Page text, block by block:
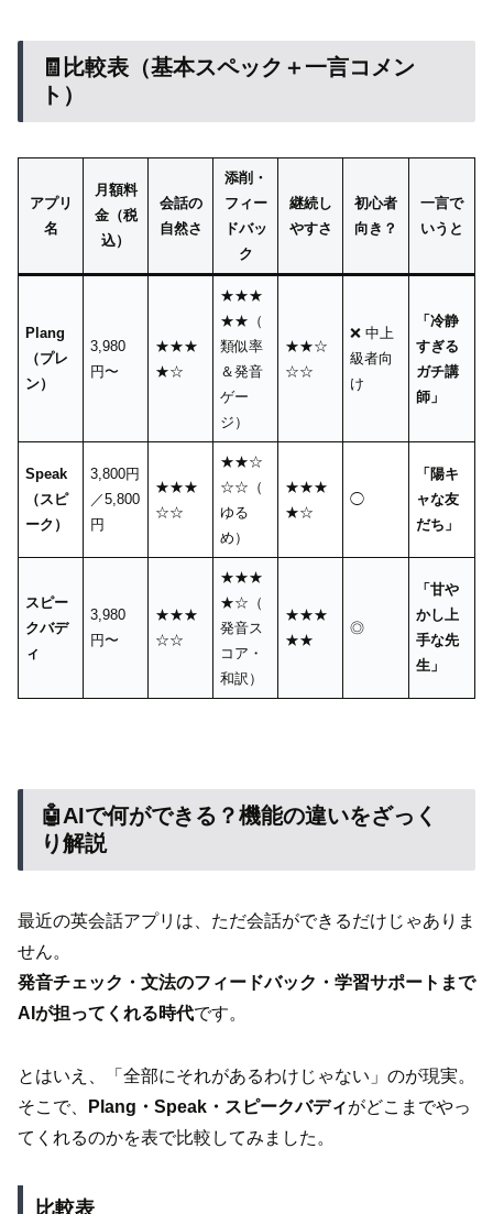
🧾比較表（基本スペック＋一言コメン
ト）
アプリ
名
月額料
金（税
込）
会話の
自然さ
添削・
フィー
ドバッ
ク
継続し
やすさ
初心者
向き？
一言で
いうと
Plang
（プレ
ン）
3,980
円〜
★★★
★☆
★★★
★★（
類似率
＆発音
ゲー
ジ）
★★☆
☆☆
❌ 中上
級者向
け
「冷静
すぎる
ガチ講
師」
Speak
（スピ
ーク）
3,800円
／5,800
円
★★★
☆☆
★★☆
☆☆（
ゆる
め）
★★★
★☆
◯
「陽キ
ャな友
だち」
スピー
クバデ
ィ
3,980
円〜
★★★
☆☆
★★★
★☆（
発音ス
コア・
和訳）
★★★
★★
◎
「甘や
かし上
手な先
生」
🤖AIで何ができる？機能の違いをざっく
り解説
最近の英会話アプリは、ただ会話ができるだけじゃありま
せん。
発音チェック・文法のフィードバック・学習サポートまで
AIが担ってくれる時代です。
とはいえ、「全部にそれがあるわけじゃない」のが現実。
そこで、
Plang・Speak・スピークバディがどこまでやっ
てくれるのかを表で比較してみました。
比較表